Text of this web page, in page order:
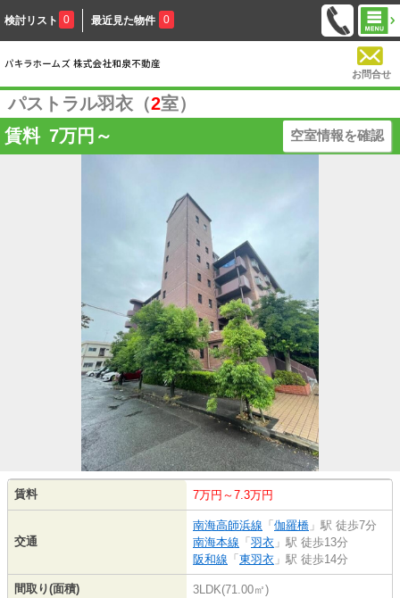
検討リスト 0 最近見た物件 0
お問合せ
パストラル羽衣（2室）
賃料 7万円～ 空室情報を確認
賃料 7万円～7.3万円
交通
南海高師浜線 「 伽羅橋 」駅 徒歩7分
南海本線 「 羽衣 」駅 徒歩13分
阪和線 「 東羽衣 」駅 徒歩14分
間取り(面積) 3LDK(71.00㎡)